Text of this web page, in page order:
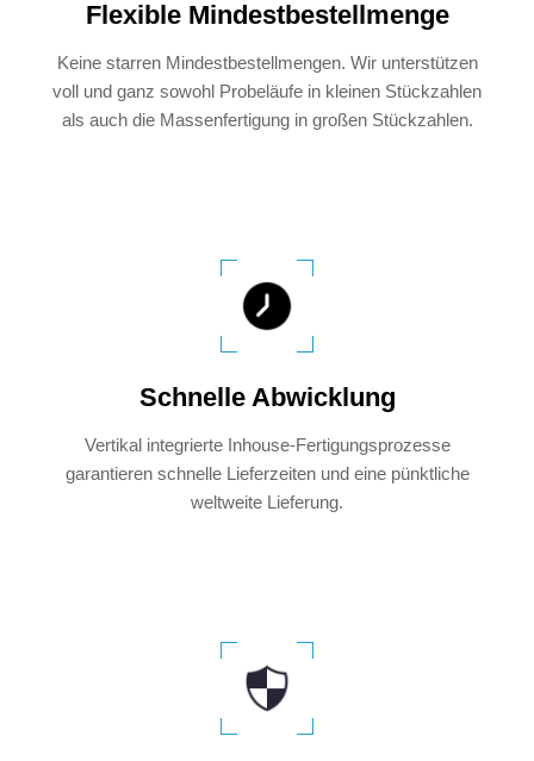
Flexible Mindestbestellmenge
Keine starren Mindestbestellmengen. Wir unterstützen
voll und ganz sowohl Probeläufe in kleinen Stückzahlen
als auch die Massenfertigung in großen Stückzahlen.​​​​​​​
Schnelle Abwicklung
Vertikal integrierte Inhouse-Fertigungsprozesse
garantieren schnelle Lieferzeiten und eine pünktliche
weltweite Lieferung.​​​​​​​